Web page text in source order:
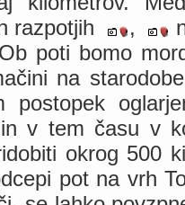
razpotjih
,
poti bomo
na
postopek
v tem času v
okrog 500
pot na vrh